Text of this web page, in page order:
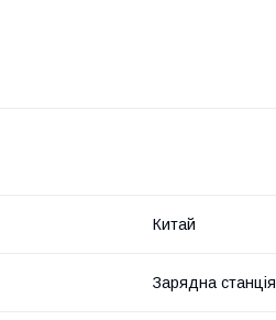
Китай
Зарядна станція